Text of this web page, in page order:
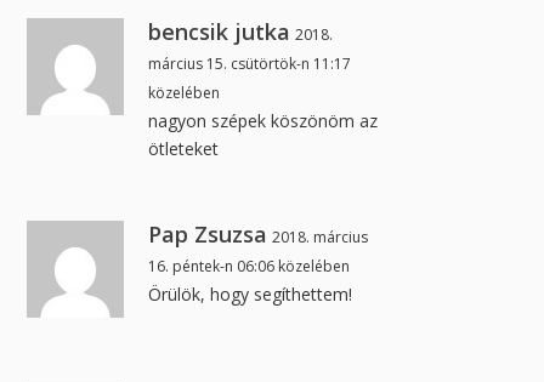
bencsik jutka 2018.
március 15. csütörtök-n 11:17
közelében
nagyon szépek köszönöm az
ötleteket
Pap Zsuzsa 2018. március
16. péntek-n 06:06 közelében
Örülök, hogy segíthettem!